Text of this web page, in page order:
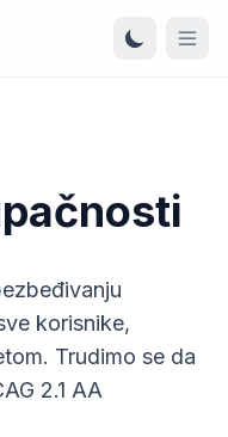
korisnike,
Trudimo se da
2.1 AA